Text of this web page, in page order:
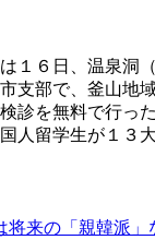
１６日、温泉洞
支部で、釜山地
診を無料で行っ
人留学生が１３
将来の「親韓派